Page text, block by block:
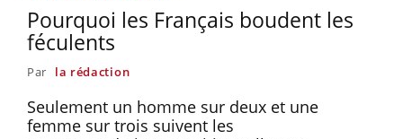
Pourquoi les Français boudent les
féculents
Par la rédaction
Seulement un homme sur deux et une
femme sur trois suivent les